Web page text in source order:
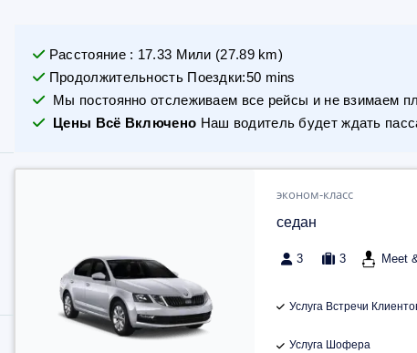
Расстояние: 17.33 Мили (27.89km)
Продолжительность Поездки:50 mins
Мы постоянно отслеживаем все рейсы и не взимаем
Цены Всё Включено Наш водитель будет ждать
эконом-класс
седан
3 3 Meet
Услуга Встречи
Услуга Шофера